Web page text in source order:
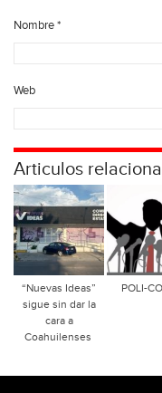
Nombre*
Web
Articulos
“Nuevas Ideas”
sigue sin dar la
cara a
Coahuilenses
POLI-